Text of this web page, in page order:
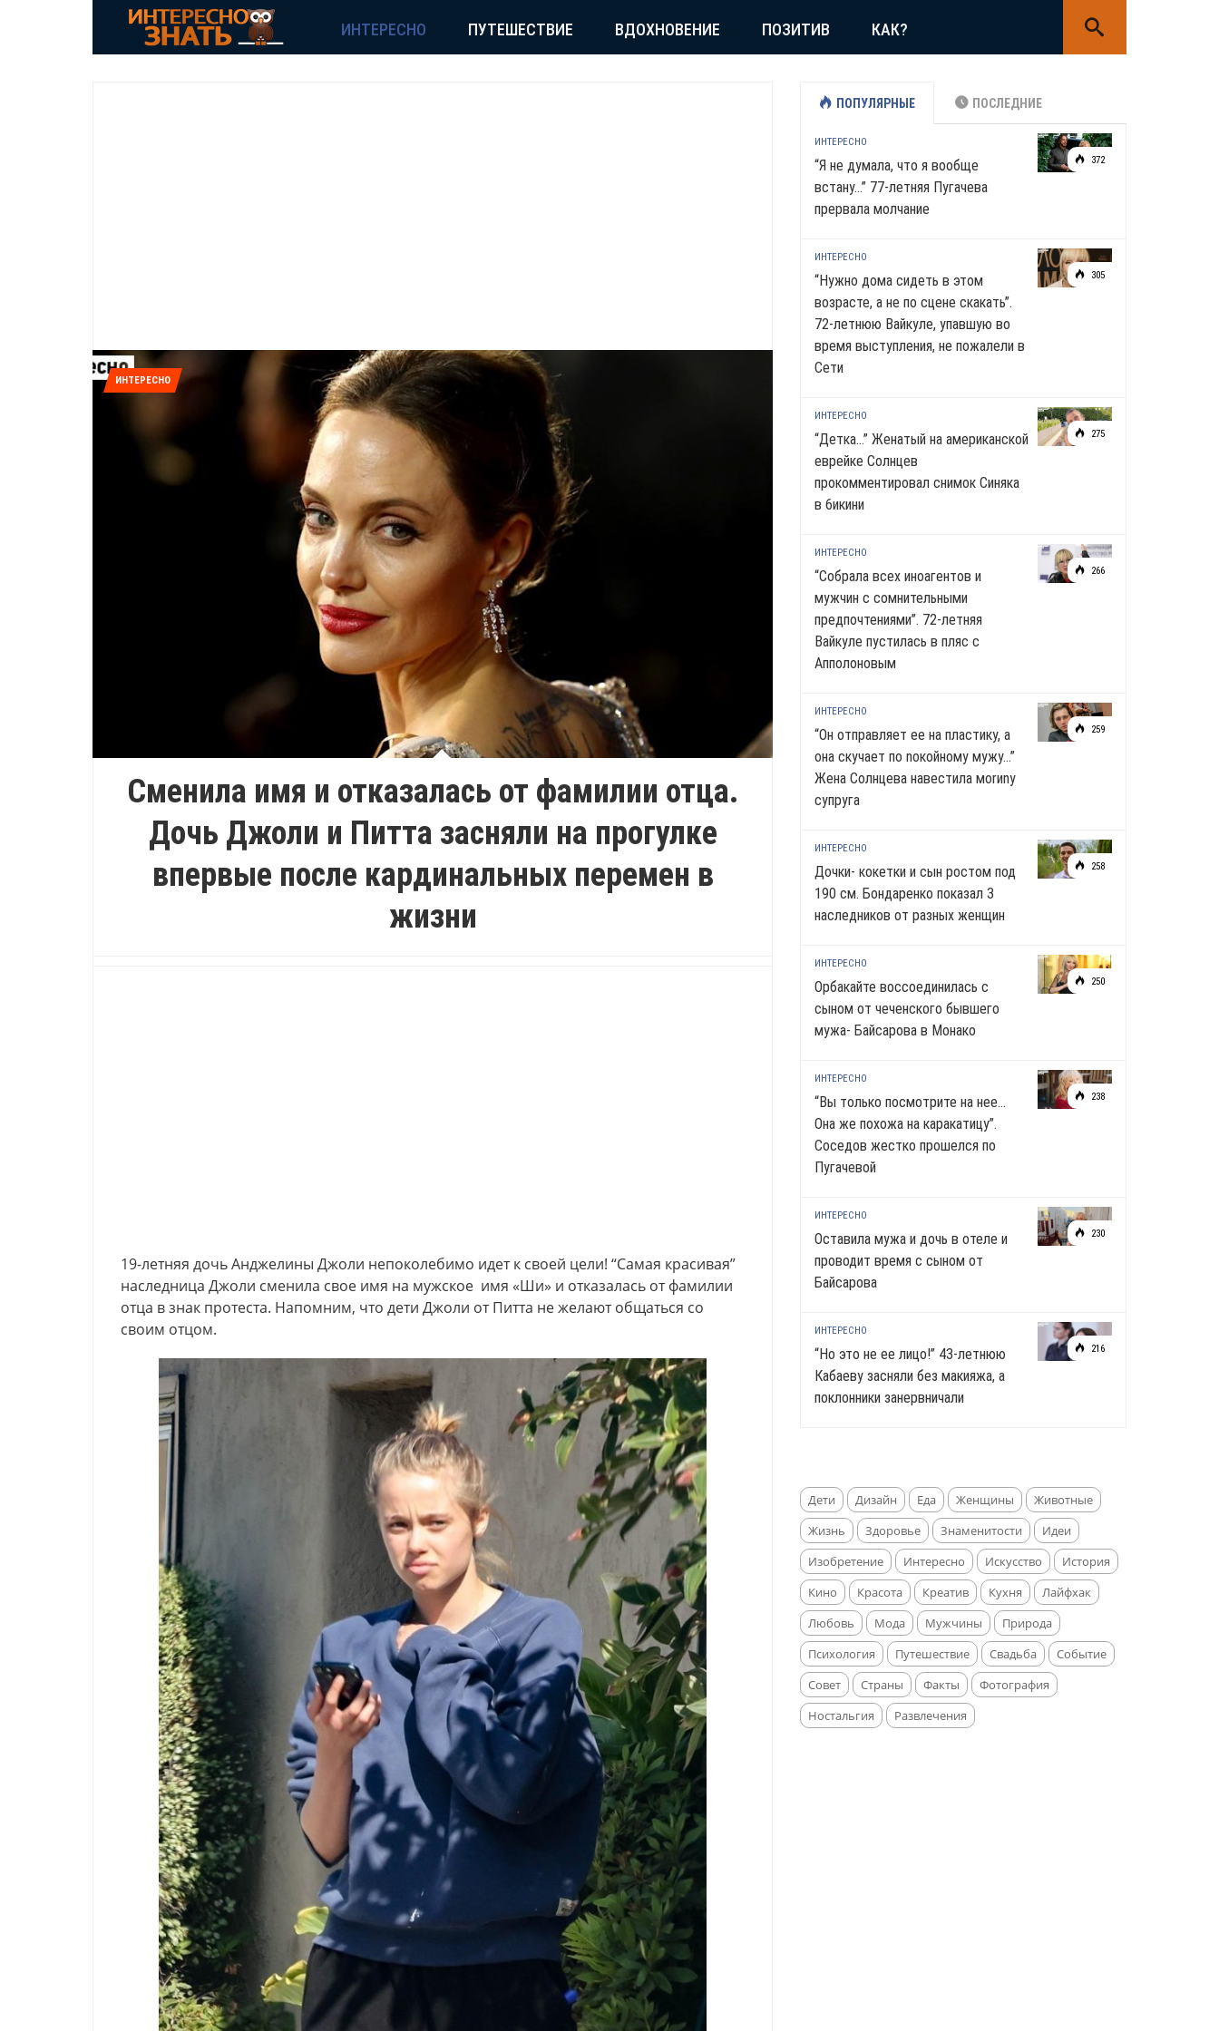
ИНТЕРЕСНО ПУТЕШЕСТВИЕ ВДОХНОВЕНИЕ ПОЗИТИВ КАК?
ИНТЕРЕСНО
Сменила имя и отказалась от фамилии отца.
Дочь Джоли и Питта засняли на прогулке
впервые после кардинальных перемен в
жизни
19-летняя дочь Анджелины Джоли непоколебимо идет к своей цели! “Самая красивая”
наследница Джоли сменила свое имя на мужское имя «Ши» и отказалась от фамилии
отца в знак протеста. Напомним, что дети Джоли от Питта не желают общаться со
своим отцом.
ПОПУЛЯРНЫЕ ПОСЛЕДНИЕ
372
ИНТЕРЕСНО
“Я не думала, что я вообще
встану…” 77-летняя Пугачева
прервала молчание
305
ИНТЕРЕСНО
“Нужно дома сидеть в этом
возрасте, а не по сцене скакать”.
72-летнюю Вайкуле, упавшую во
время выступления, не пожалели в
Сети
275
ИНТЕРЕСНО
“Детка…” Женатый на американской
еврейке Солнцев
прокомментировал снимок Синяка
в 6икини
266
ИНТЕРЕСНО
“Собрала всех иноагентов и
мужчин с сомнительными
предпочтениями”. 72-летняя
Вайкуле пустилась в пляс с
Апполоновым
259
ИНТЕРЕСНО
“Он отправляет ее на пластику, а
она скучает по noкoйномy мужу…”
Жена Солнцева навестила моrиnу
супруга
258
ИНТЕРЕСНО
Дочки- кокетки и сын ростом под
190 см. Бондаренко показал 3
наследников от разных женщин
250
ИНТЕРЕСНО
Орбакайте воссоединилась с
сыном от чеченского бывшего
мужа- Байсарова в Монако
238
ИНТЕРЕСНО
“Вы только посмотрите на нее…
Она же похожа на каракатицу”.
Соседов жестко прошелся по
Пугачевой
230
ИНТЕРЕСНО
Оставила мужа и дочь в отеле и
проводит время с сыном от
Байсарова
216
ИНТЕРЕСНО
“Но это не ее лицо!” 43-летнюю
Кабаеву засняли без макияжа, а
поклонники занервничали
Дети Дизайн Еда Женщины
Животные
Жизнь
Здоровье Знаменитости
Идеи
Изобретение
Интересно Искусство
История
Кино
Красота Креатив Кухня
Лайфхак
Любовь
Мода Мужчины
Природа
Психология
Путешествие Свадьба
Событие
Совет
Страны Факты
Фотография
Ностальгия
Развлечения